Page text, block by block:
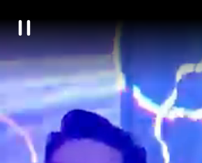
대
한
민
정
일
시
정
지